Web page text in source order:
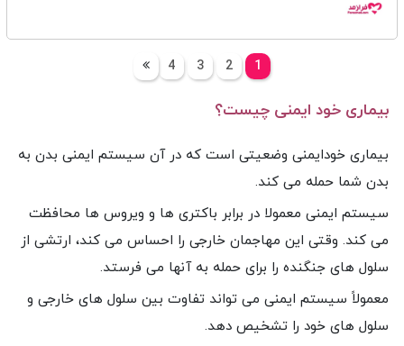
1
2
3
4
بیماری خود ایمنی چیست؟
بیماری خودایمنی وضعیتی است که در آن سیستم ایمنی بدن به
بدن شما حمله می کند.
سیستم ایمنی معمولا در برابر باکتری ها و ویروس ها محافظت
می کند. وقتی این مهاجمان خارجی را احساس می کند، ارتشی از
سلول های جنگنده را برای حمله به آنها می فرستد.
معمولاً سیستم ایمنی می تواند تفاوت بین سلول های خارجی و
سلول های خود را تشخیص دهد.